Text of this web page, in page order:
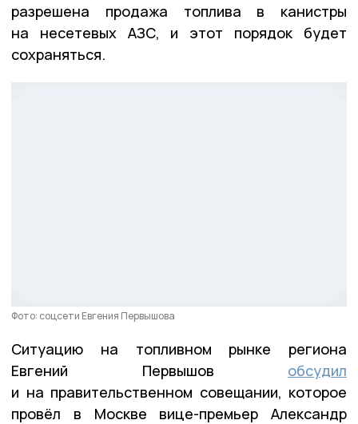
разрешена продажа топлива в канистры
на несетевых АЗС, и этот порядок будет
сохраняться.
Фото: соцсети Евгения Первышова
Ситуацию на топливном рынке региона
Евгений Первышов обсудил
и на правительственном совещании, которое
провёл в Москве вице-премьер Александр